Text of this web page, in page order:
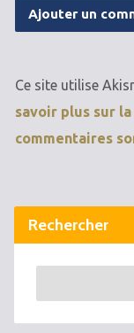
Ce site utilise
savoir plus sur
commentaires
Rechercher